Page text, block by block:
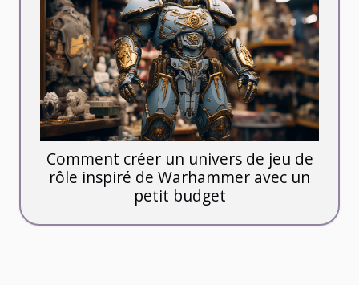
Comment créer un univers de jeu de
rôle inspiré de Warhammer avec un
petit budget